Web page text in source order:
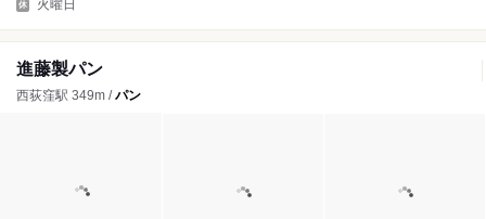
火曜日
進藤製パン
西荻窪駅 349m /パン